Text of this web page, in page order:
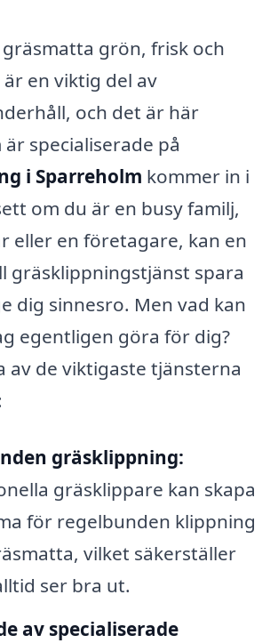
grön, frisk och
en viktig del av
och det är här
specialiserade på
i Sparreholm kommer in i
om du är en busy familj,
eller en företagare, kan en
gräsklippningstjänst spara
dig sinnesro. Men vad kan
egentligen göra för dig?
av de viktigaste tjänsterna
gräsklippning:
gräsklippare kan skapa
för regelbunden klippning
vilket säkerställer
ser bra ut.
av specialiserade